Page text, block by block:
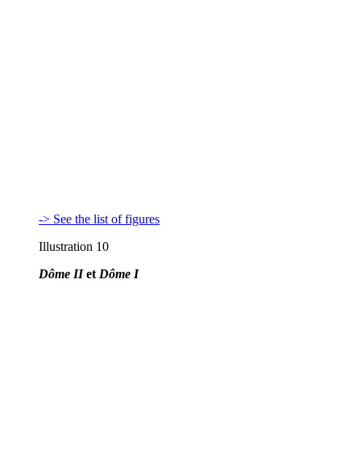
-> See the list of figures
Illustration 10
Dôme IIet Dôme I